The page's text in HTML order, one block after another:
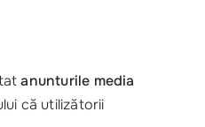
anunturile media
că utilizătorii